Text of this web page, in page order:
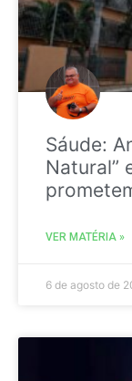
Sáude:
Natural”
VER MATÉRIA »
6 de agosto de